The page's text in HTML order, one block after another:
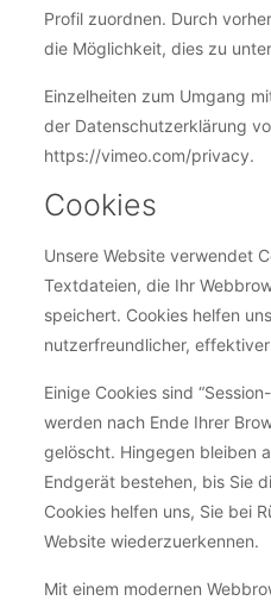
Profil zuordnen. Durch
die Möglichkeit, dies zu
Einzelheiten zum Umgang
der Datenschutzerklärung
https://vimeo.com/privacy.
Cookies
Unsere Website verwendet
Textdateien, die Ihr
speichert. Cookies helfen
nutzerfreundlicher,
Einige Cookies sind
werden nach Ende Ihrer
gelöscht. Hingegen bleiben
Endgerät bestehen, bis Sie
Cookies helfen uns, Sie bei
Website wiederzuerkennen.
Mit einem modernen